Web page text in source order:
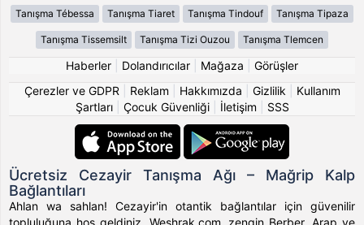
Tanışma Tébessa Tanışma Tiaret Tanışma Tindouf Tanışma Tipaza
Tanışma Tissemsilt Tanışma Tizi Ouzou Tanışma Tlemcen
Haberler Dolandırıcılar Mağaza
Görüşler
Çerezler ve GDPR
Reklam Hakkımızda Gizlilik
Kullanım
Şartları| Çocuk Güvenliği| İletişim SSS
Ücretsiz Cezayir Tanışma Ağı – Mağrip Kalp
Bağlantıları
Ahlan wa sahlan! Cezayir'in otantik bağlantılar için güvenilir
topluluğuna hoş geldiniz. Weshrak.com, zengin Berber, Arap ve